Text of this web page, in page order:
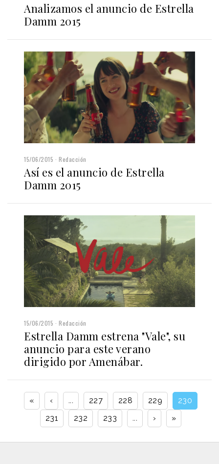
Analizamos el anuncio de Estrella
Damm 2015
15/06/2015 Redacción
Así es el anuncio de Estrella
Damm 2015
15/06/2015 Redacción
Estrella Damm estrena "Vale", su
anuncio para este verano
dirigido por Amenábar.
« ‹ ... 227 228 229
230
231
232 233 ... › »